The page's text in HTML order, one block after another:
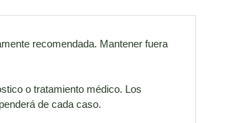
recomendada. Mantener fuera
o tratamiento médico. Los
de cada caso.